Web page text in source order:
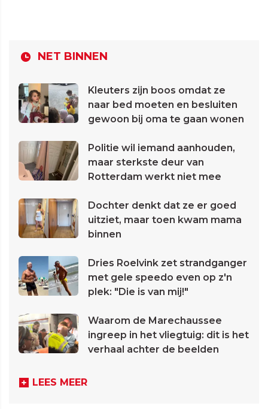
NET BINNEN
Kleuters zijn boos omdat ze
naar bed moeten en besluiten
gewoon bij oma te gaan wonen
Politie wil iemand aanhouden,
maar sterkste deur van
Rotterdam werkt niet mee
Dochter denkt dat ze er goed
uitziet, maar toen kwam mama
binnen
Dries Roelvink zet strandganger
met gele speedo even op z'n
plek: "Die is van mij!"
Waarom de Marechaussee
ingreep in het vliegtuig: dit is het
verhaal achter de beelden
LEES MEER